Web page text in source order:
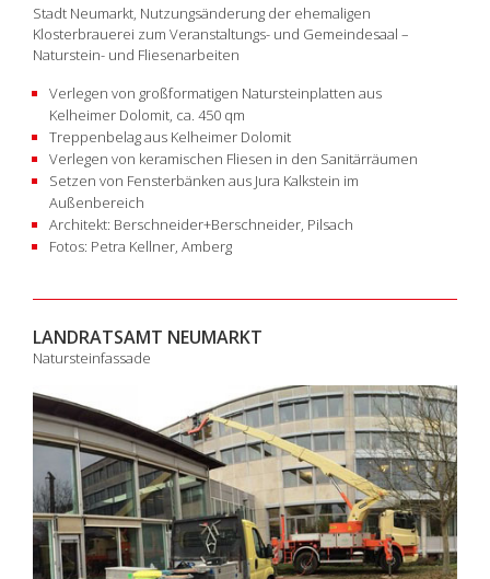
Stadt Neumarkt, Nutzungsänderung der ehemaligen
Klosterbrauerei zum Veranstaltungs- und Gemeindesaal –
Naturstein- und Fliesenarbeiten
Verlegen von großformatigen Natursteinplatten aus
Kelheimer Dolomit, ca. 450 qm
Treppenbelag aus Kelheimer Dolomit
Verlegen von keramischen Fliesen in den Sanitärräumen
Setzen von Fensterbänken aus Jura Kalkstein im
Außenbereich
Architekt: Berschneider+Berschneider, Pilsach
Fotos: Petra Kellner, Amberg
LANDRATSAMT NEUMARKT
Natursteinfassade